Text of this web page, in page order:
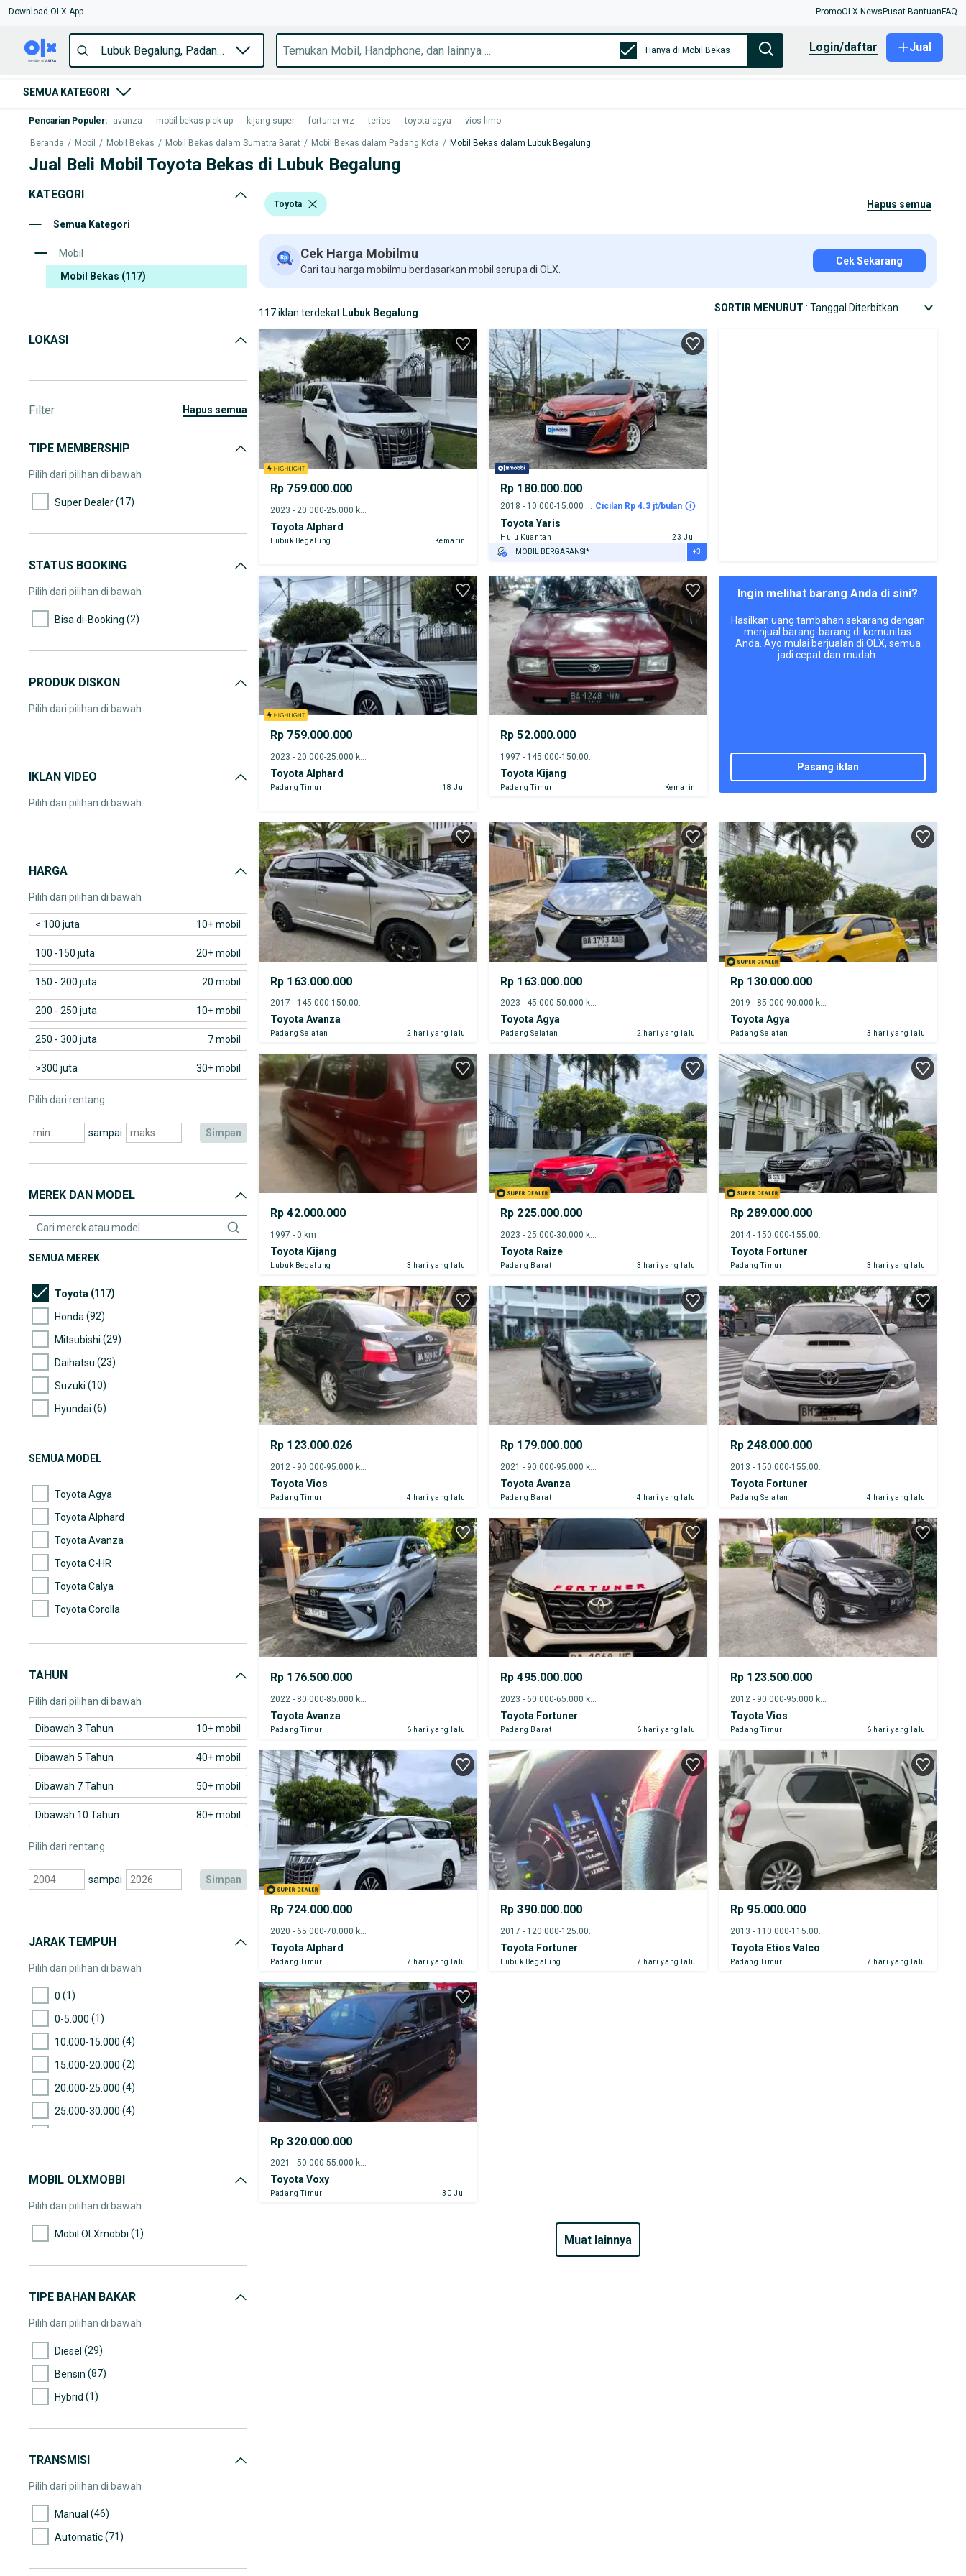
Download OLX App PromoOLX News Pusat Bantuan FAQ
Hanya di Mobil Bekas login/daftar Jual
SEMUA KATEGORI
Pencarian Populer: avanza - mobil bekas pick up - kijang super - fortuner vrz - terios - toyota agya - vios limo
Beranda / Mobil / Mobil Bekas / Mobil Bekas dalam Sumatra Barat / Mobil Bekas dalam Padang Kota / Mobil Bekas dalam Lubuk Begalung
Jual Beli Mobil Toyota Bekas di Lubuk Begalung
KATEGORI
Semua Kategori
Mobil
Mobil Bekas (117)
LOKASI
Filter hapus semua
TIPE MEMBERSHIP
Pilih dari pilihan di bawah
Super Dealer(17)
STATUS BOOKING
Pilih dari pilihan di bawah
Bisa di-Booking (2)
PRODUK DISKON
Pilih dari pilihan di bawah
IKLAN VIDEO
Pilih dari pilihan di bawah
HARGA
Pilih dari pilihan di bawah
< 100 juta 10+ mobil
100 -150 juta 20+ mobil
150 - 200 juta 20 mobil
200 - 250 juta 10+ mobil
250 - 300 juta 7 mobil
>300 juta 30+ mobil
Pilih dari rentang
sampai simpan
MEREK DAN MODEL
SEMUA MEREK
Toyota (117)
Honda (92)
Mitsubishi (29)
Daihatsu (23)
Suzuki (10)
Hyundai (6)
Datsun (2)
SEMUA MODEL
Toyota Agya
Toyota Alphard
Toyota Avanza
Toyota C-HR
Toyota Calya
Toyota Corolla
Toyota Etios Valco
TAHUN
Pilih dari pilihan di bawah
Dibawah 3 Tahun 10+ mobil
Dibawah 5 Tahun 40+ mobil
Dibawah 7 Tahun 50+ mobil
Dibawah 10 Tahun 80+ mobil
Pilih dari rentang
sampai simpan
JARAK TEMPUH
Pilih dari pilihan di bawah
0 (1)
0-5.000 (1)
10.000-15.000 (4)
15.000-20.000 (2)
20.000-25.000 (4)
25.000-30.000 (4)
40.000-45.000
45.000-50.000(7)
65.000-70.000(10)
70.000-75.000
(2)
100.000-105.000
125.000-130.000(3)
MOBIL OLXMOBBI
Pilih dari pilihan di bawah
Mobil OLXmobbi (1)
TIPE BAHAN BAKAR
Pilih dari pilihan di bawah
Diesel (29)
Bensin (87)
Hybrid (1)
TRANSMISI
Pilih dari pilihan di bawah
Manual (46)
Automatic(71)
Toyota hapus semua
Cek Harga Mobilmu
Cari tau harga mobilmu berdasarkan mobil serupa di OLX.
Cek Sekarang
117 iklan terdekat Lubuk Begalung SORTIR MENURUT : Tanggal Diterbitkan
Rp 759.000.000
Toyota Alphard
Lubuk Begalung Kemarin
Rp 180.000.000
2018 - 10.000-15.000 km Cicilan Rp 4.3 jt/bulan
Toyota Yaris
Hulu Kuantan
23 Jul
MOBIL BERGARANSI*
TEST DRIVE DARI RUMAH
GRATIS BIAYA JASA PERAWATAN*
+3
Rp 759.000.000
Toyota Alphard
Padang Timur 18 Jul
Rp 52.000.000
Toyota Kijang
Padang Timur Kemarin
Ingin melihat barang Anda di sini?
Hasilkan uang tambahan sekarang dengan
menjual barang-barang di komunitas
Anda. Ayo mulai berjualan di OLX, semua
jadi cepat dan mudah.
pasang iklan
Rp 163.000.000
2017 - 145.000-150.000 km
Toyota Avanza
Padang Selatan 2 hari yang lalu
Rp 163.000.000
2023 - 45.000-50.000 km
Toyota Agya
Padang Selatan 2 hari yang lalu
Rp 130.000.000
2019 - 85.000-90.000 km
Toyota Agya
Padang Selatan 3 hari yang lalu
Rp 42.000.000
1997 - 0 km
Toyota Kijang
Lubuk Begalung 3 hari yang lalu
Rp 225.000.000
2023 - 25.000-30.000 km
Toyota Raize
Padang Barat 3 hari yang lalu
Rp 289.000.000
2014 - 150.000-155.000 km
Toyota Fortuner
Padang Timur 3 hari yang lalu
Rp 123.000.026
2012 - 90.000-95.000 km
Toyota Vios
Padang Timur 4 hari yang lalu
Rp 179.000.000
2021 - 90.000-95.000 km
Toyota Avanza
Padang Barat 4 hari yang lalu
Rp 248.000.000
2013 - 150.000-155.000 km
Toyota Fortuner
Padang Selatan 4 hari yang lalu
Rp 176.500.000
Toyota Avanza
Padang Timur 6 hari yang lalu
Rp 495.000.000
2023 - 60.000-65.000 km
Toyota Fortuner
Padang Barat 6 hari yang lalu
Rp 123.500.000
2012 - 90.000-95.000 km
Toyota Vios
Padang Timur 6 hari yang lalu
Rp 724.000.000
Toyota Alphard
Padang Timur 7 hari yang lalu
Rp 390.000.000
Toyota Fortuner
Lubuk Begalung 7 hari yang lalu
Rp 95.000.000
Toyota Etios Valco
Padang Timur 7 hari yang lalu
Rp 320.000.000
2021 - 50.000-55.000 km
Toyota Voxy
Padang Timur 30 Jul
muat lainnya